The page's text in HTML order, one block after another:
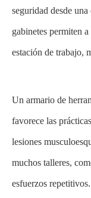
seguridad desde
gabinetes permiten
estación de trabajo,
Un armario de
favorece las
lesiones
muchos talleres,
esfuerzos